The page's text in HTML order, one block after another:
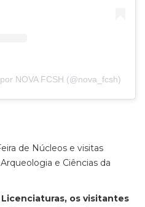
NOVA FCSH (@nova_fcsh)
de Núcleos e visitas
e Ciências da
os visitantes